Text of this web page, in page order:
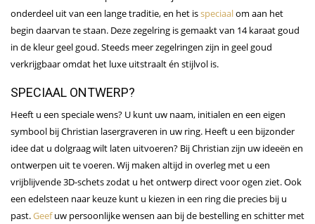
onderdeel uit van een lange traditie, en het isspeciaalom aan het
begin daarvan te staan. Deze zegelring is gemaakt van 14 karaat goud
in de kleur geel goud. Steeds meer zegelringen zijn in geel goud
verkrijgbaar omdat het luxe uitstraalt én stijlvol is.
SPECIAAL ONTWERP?
Heeft u een speciale wens? U kunt uw naam, initialen en een eigen
symbool bij Christian lasergraveren in uw ring. Heeft u een bijzonder
idee dat u dolgraag wilt laten uitvoeren? Bij Christian zijn uw ideeën en
ontwerpen uit te voeren. Wij maken altijd in overleg met u een
vrijblijvende 3D-schets zodat u het ontwerp direct voor ogen ziet. Ook
een edelsteen naar keuze kunt u kiezen in een ring die precies bij u
past.Geefuw persoonlijke wensen aan bij de bestelling en schitter met